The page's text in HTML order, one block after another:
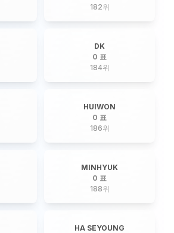
182위
DK
0 표
184위
HUIWON
0 표
186위
MINHYUK
0 표
188위
HA SEYOUNG